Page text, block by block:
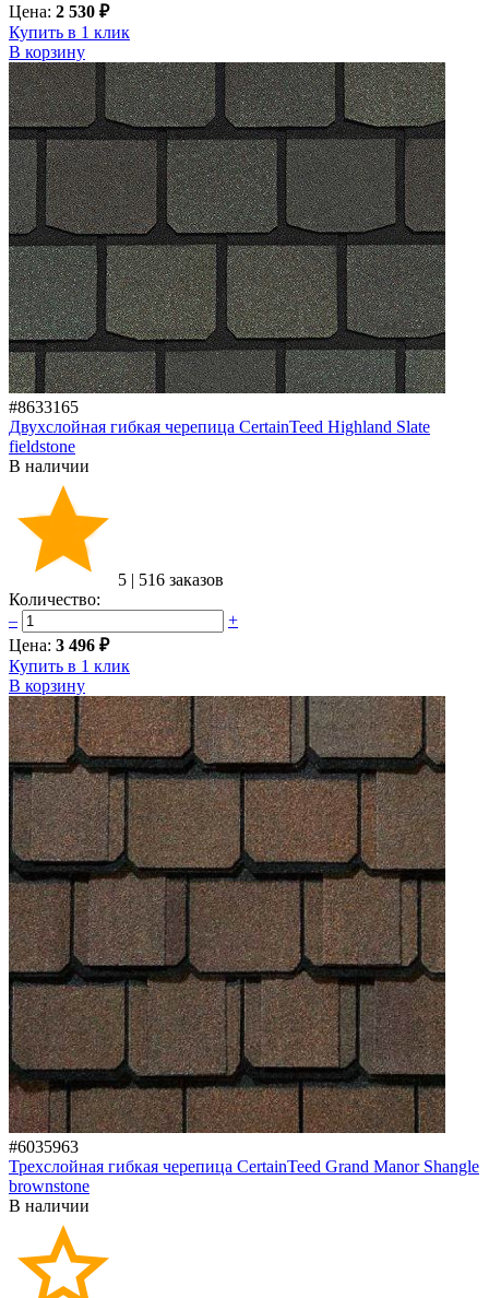
Цена: 2 530 ₽
Купить в 1 клик
В корзину
#8633165
Двухслойная гибкая черепица CertainTeed Highland Slate
fieldstone
В наличии
5 | 516 заказов
Количество:
–
+
Цена: 3 496 ₽
Купить в 1 клик
В корзину
#6035963
Трехслойная гибкая черепица CertainTeed Grand Manor Shangle
brownstone
В наличии